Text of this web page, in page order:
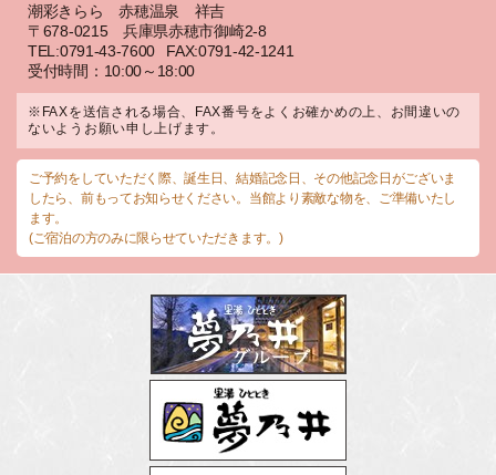
潮彩きらら 赤穂温泉 祥吉
〒678-0215 兵庫県赤穂市御崎2-8
TEL:0791-43-7600
FAX:0791-42-1241
受付時間：10:00～18:00
※FAXを送信される場合、FAX番号をよくお確かめの上、お間違いの
ないようお願い申し上げます。
ご予約をしていただく際、誕生日、結婚記念日、その他記念日がございま
したら、前もってお知らせください。当館より素敵な物を、ご準備いたし
ます。
(ご宿泊の方のみに限らせていただきます。)